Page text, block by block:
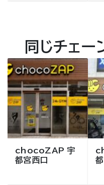
同じチェー
chocoZAP 宇
都宮西口